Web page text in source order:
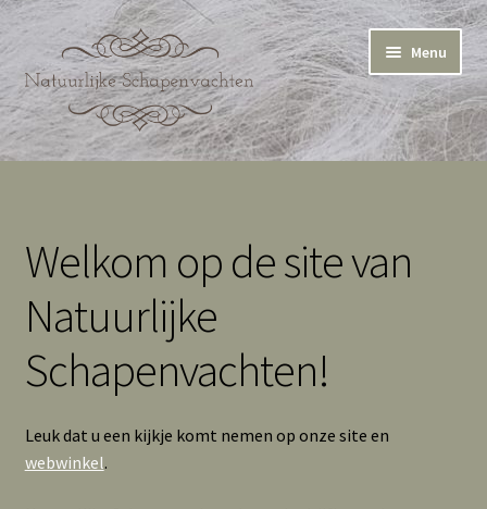
Ga
door
naar
navigatie
Ga
naar
de
inhoud
Menu
Home
Winkelmand
Cookie Policy (EU)
Welkom op de site van
Natuurlijke
Schapenvachten!
Leuk dat u een kijkje komt nemen op onze site en
webwinkel.